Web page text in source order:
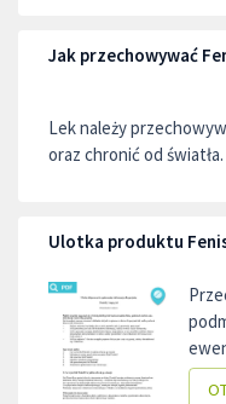
Jak przechowywać
Lek należy
oraz chronić od światła.
Ulotka produktu